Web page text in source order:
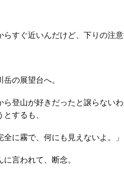
すぐ近いんだけど、下りの注意
の展望台へ。
ら登山が好きだったと譲らない
するも、
全に霧で、何にも見えないよ。」
言われて、断念。